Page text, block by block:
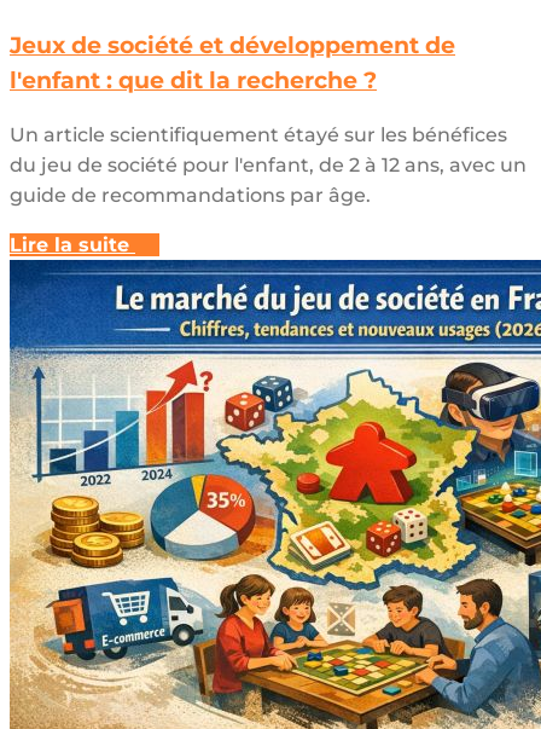
Jeux de société et développement de
l'enfant : que dit la recherche ?
Un article scientifiquement étayé sur les bénéfices
du jeu de société pour l'enfant, de 2 à 12 ans, avec un
guide de recommandations par âge.
Lire la suite